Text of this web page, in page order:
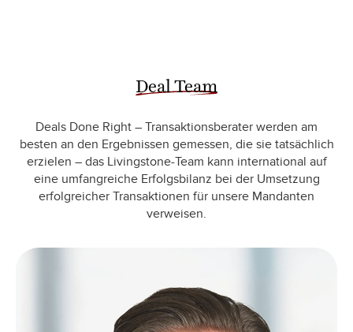
Deal Team
Deals Done Right – Transaktionsberater werden am
besten an den Ergebnissen gemessen, die sie tatsächlich
erzielen – das Livingstone-Team kann international auf
eine umfangreiche Erfolgsbilanz bei der Umsetzung
erfolgreicher Transaktionen für unsere Mandanten
verweisen.